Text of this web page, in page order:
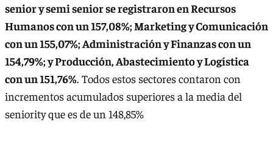
senior y semi senior se registraron en Recursos
Humanos con un 157,08%; Marketing y Comunicación
con un 155,07%; Administración y Finanzas con un
154,79%; y Producción, Abastecimiento y Logística
con un 151,76%. Todos estos sectores contaron con
incrementos acumulados superiores a la media del
seniority que es de un 148,85%